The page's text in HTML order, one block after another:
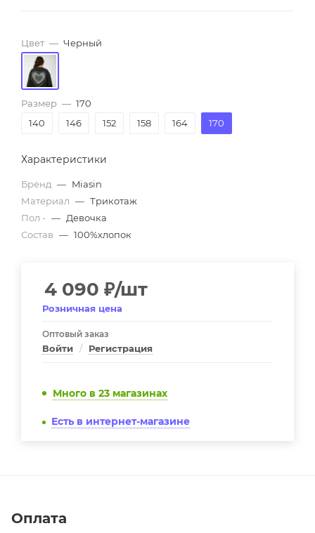
Цвет — Черный
Размер — 170
140
146 152 158 164 170
Характеристики
Бренд — Miasin
Материал — Трикотаж
Пол - — Девочка
Состав — 100%хлопок
4 090 ₽/шт
Розничная цена
Оптовый заказ
Войти / Регистрация
Много в 23 магазинах
Есть в интернет-магазине
Оплата